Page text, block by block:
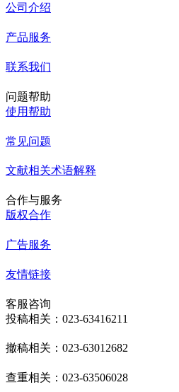
公司介绍
产品服务
联系我们
问题帮助
使用帮助
常见问题
文献相关术语解释
合作与服务
版权合作
广告服务
友情链接
客服咨询
投稿相关：023-63416211
撤稿相关：023-63012682
查重相关：023-63506028